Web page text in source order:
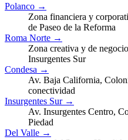
Polanco →
Zona financiera y
de Paseo de la Reforma
Roma Norte →
Zona creativa y de
Insurgentes Sur
Condesa →
Av. Baja California,
conectividad
Insurgentes Sur →
Av. Insurgentes Centro,
Piedad
Del Valle →